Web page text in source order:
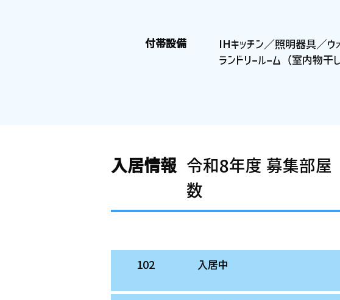
付帯設備
IHキッチン／照明器具／
ランドリールーム（室内物
入居情報 令和8年度 募集部屋
数
102 入居中